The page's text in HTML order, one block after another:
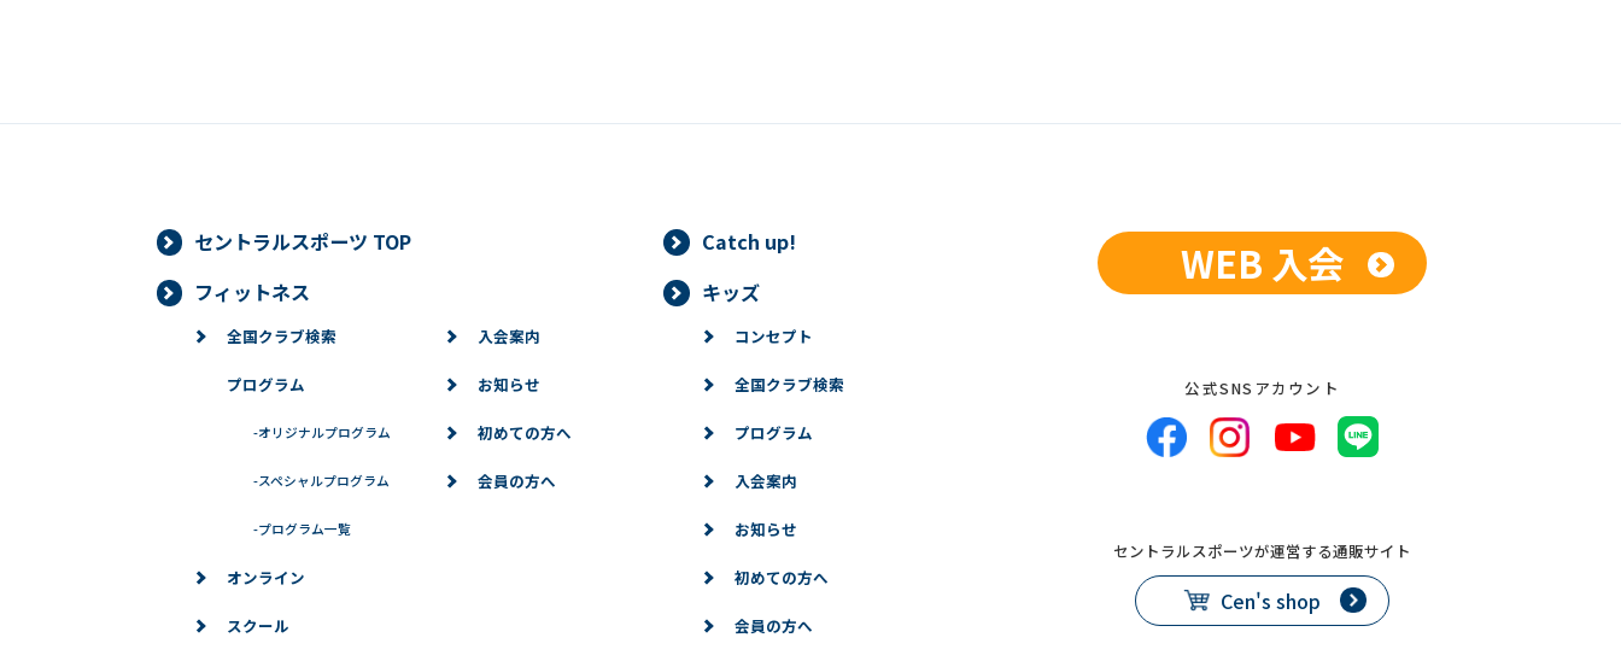
セントラルスポーツ TOP
Catch up!
フィットネス
全国クラブ検索
プログラム
-オリジナルプログラム
-スペシャルプログラム
-プログラム一覧
オンライン
スクール
入会案内
お知らせ
初めての方へ
会員の方へ
キッズ
コンセプト
全国クラブ検索
プログラム
入会案内
お知らせ
初めての方へ
会員の方へ
WEB 入会
公式SNSアカウント
セントラルスポーツが運営する通販サイト
Cen's shop